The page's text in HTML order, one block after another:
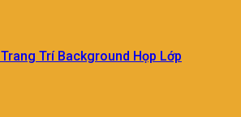
Trang Trí Background Họp Lớp